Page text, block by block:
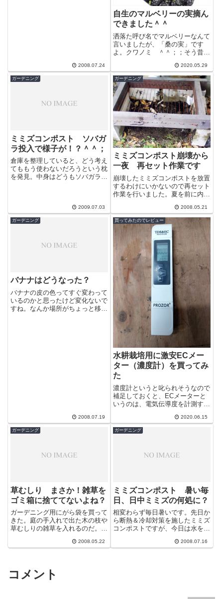
2008.07.24
自生のマルベリーの実摘ん
できました＾＾
洒落た呼び名でマルベリーなんて
言いましたが、「桑の実」です
よ。クワノミ ＾＾；；そう昔、
利用されていた桑の葉、その木に
なる実です。...
2020.05.29
ガーデニング
ミミズコンポスト ソバガ
ラ投入で様子が！？＾＾；
倉庫を整理していると、どう考え
てももう使わないだろうという枕
を発見。中身はどうもソバガラの
2009.07.03
ガーデニング
ミミズコンポスト崩壊から
一夜 再セット作業です
崩壊したミミズコンポストを放置
するわけにいかないので再セット
作業を行いました。夏を前に内部
いたが気が重くなかなかできなか
ったのです...
2008.05.21
ガーデニング
バナナはどうなった？
バナナの皮の色ってすぐ変わって
いるのかと思ったけど変化ないで
すね。なんか場所がちょっと移動
2008.07.19
買ってみたのでレビュー
水耕栽培用に激安ECメー
ター（濃度計）を買ってみ
た
濃度計というと叱られそうなので
補足しておくと、ECメーターと
いうのは、電気伝導度を計測する
無いのですが、電気伝導度を測れ
ば大抵は濃...
2020.06.15
ガーデニング
草むしり まさか！雑草を
ゴミ箱に捨ててないよね？
ガーデニング用にがら袋を買って
きた。庭の手入れで出た木の枝や
草むしりの雑草を入れるのだ。こ
良質に土に生まれ変わる。ゴミ日
2008.05.22
ガーデニング
ミミズコンポスト 暑い毎
日、日中ミミズの何処に？
相変わらず毎日暑いです。先日か
ら断熱＆冷却対策を施したミミズ
コンポストですが、今日は水を含
ふらふら？チェックしてみまし
2008.07.16
コメント